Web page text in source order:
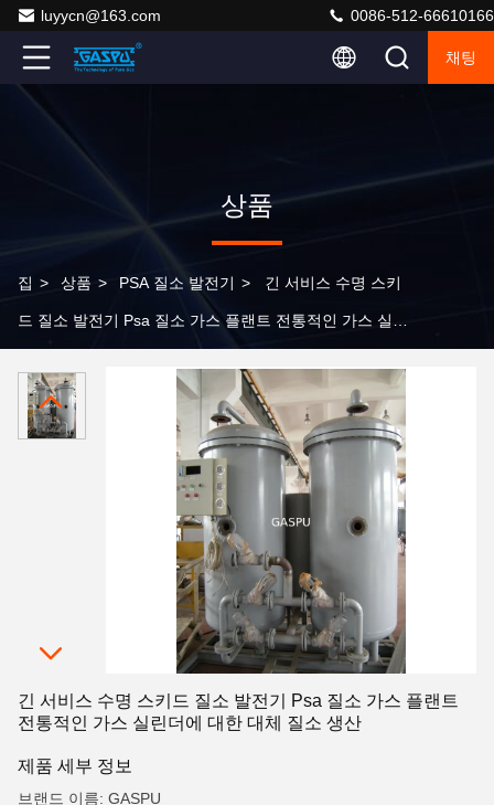
luyycn@163.com 0086-512-66610166
채팅
상품
집 > 상품 > PSA 질소 발전기 > 긴 서비스 수명 스키
드 질소 발전기 Psa 질소 가스 플랜트 전통적인 가스 실린
긴 서비스 수명 스키드 질소 발전기 Psa 질소 가스 플랜트
전통적인 가스 실린더에 대한 대체 질소 생산
제품 세부 정보
브랜드 이름: GASPU